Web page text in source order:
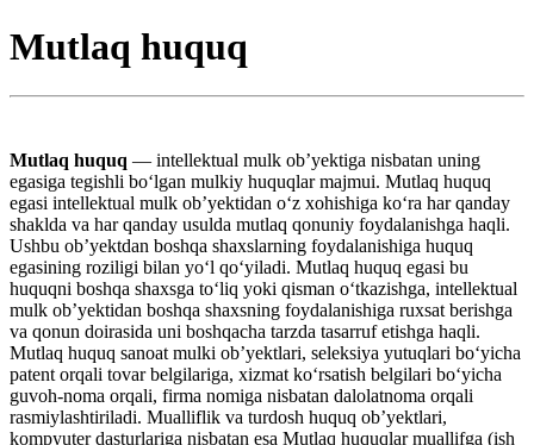
Mutlaq huquq
Mutlaq huquq — intellektual mulk obʼyektiga nisbatan uning
egasiga tegishli boʻlgan mulkiy huquqlar majmui. Mutlaq huquq
egasi intellektual mulk obʼyektidan oʻz xohishiga koʻra har qanday
shaklda va har qanday usulda mutlaq qonuniy foydalanishga haqli.
Ushbu obʼyektdan boshqa shaxslarning foydalanishiga huquq
egasining roziligi bilan yoʻl qoʻyiladi. Mutlaq huquq egasi bu
huquqni boshqa shaxsga toʻliq yoki qisman oʻtkazishga, intellektual
mulk obʼyektidan boshqa shaxsning foydalanishiga ruxsat berishga
va qonun doirasida uni boshqacha tarzda tasarruf etishga haqli.
Mutlaq huquq sanoat mulki obʼyektlari, seleksiya yutuqlari boʻyicha
patent orqali tovar belgilariga, xizmat koʻrsatish belgilari boʻyicha
guvoh-noma orqali, firma nomiga nisbatan dalolatnoma orqali
rasmiylashtiriladi. Mualliflik va turdosh huquq obʼyektlari,
kompyuter dasturlariga nisbatan esa Mutlaq huquqlar muallifga (ish